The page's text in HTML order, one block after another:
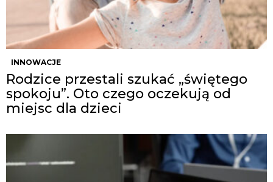
INNOWACJE
Rodzice przestali szukać „świętego
spokoju”. Oto czego oczekują od
miejsc dla dzieci